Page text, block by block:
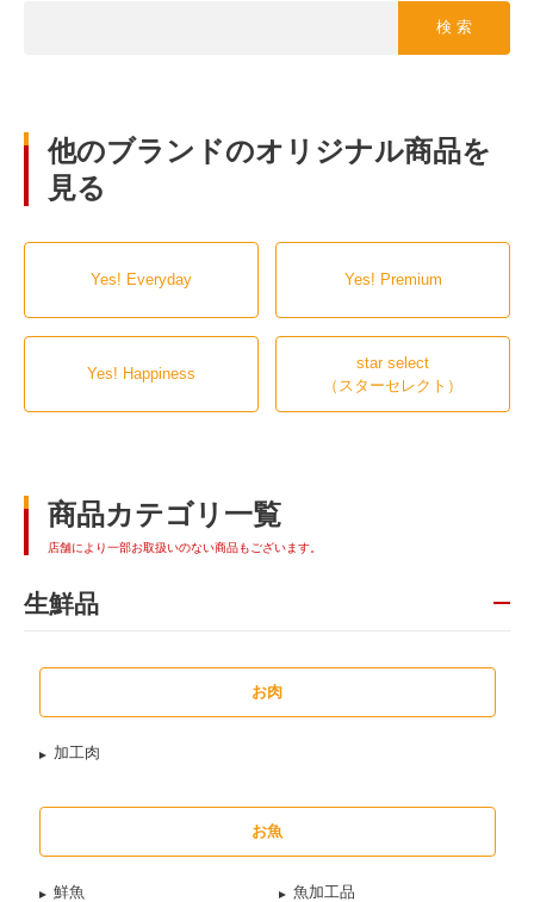
検 索
他のブランドのオリジナル商品を
見る
Yes! Everyday Yes! Premium
Yes! Happiness
star select
（スターセレクト）
商品カテゴリ一覧
店舗により一部お取扱いのない商品もございます。
生鮮品
お肉
加工肉
お魚
鮮魚 魚加工品